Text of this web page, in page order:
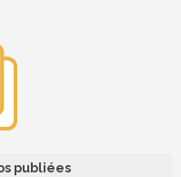
publiées